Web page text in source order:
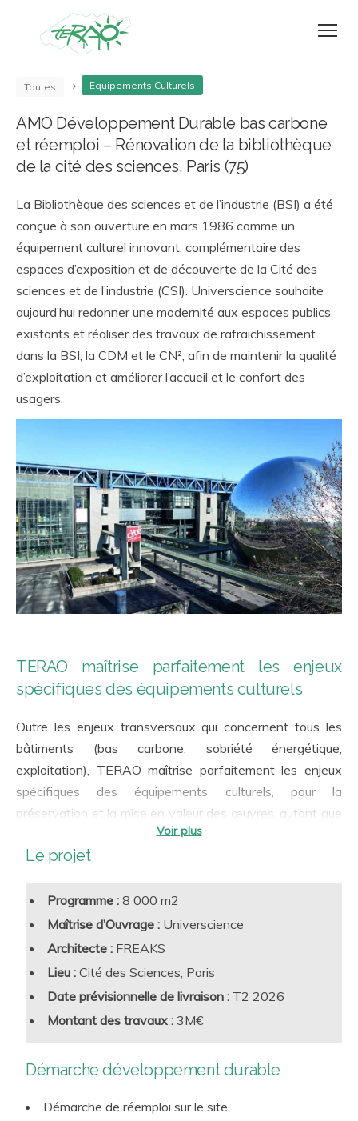
Toutes Equipements Culturels
AMO Développement Durable bas carbone
et réemploi – Rénovation de la bibliothèque
de la cité des sciences, Paris (75)
La Bibliothèque des sciences et de l’industrie (BSI) a été
conçue à son ouverture en mars 1986 comme un
équipement culturel innovant, complémentaire des
espaces d’exposition et de découverte de la Cité des
sciences et de l’industrie (CSI). Universcience souhaite
aujourd’hui redonner une modernité aux espaces publics
existants et réaliser des travaux de rafraichissement
dans la BSI, la CDM et le CN², afin de maintenir la qualité
d’exploitation et améliorer l’accueil et le confort des
usagers.
TERAO maîtrise parfaitement les enjeux
spécifiques des équipements culturels
Outre les enjeux transversaux qui concernent tous les
bâtiments (bas carbone, sobriété énergétique,
exploitation), TERAO maîtrise parfaitement les enjeux
spécifiques des équipements culturels, pour la
préservation et la mise en valeur des œuvres, autant que
pour la qualité de l’expérience des utilisateurs :
Qualité de l’air intérieur
hygrothermique
Adaptabilité et flexibilité vis-à-vis des différents
scénarios d’occupation
Accessibilité, biophilie, connectivité, attractivité et
Notre équipe accompagne de nombreux projets, tant
prestigieux et architecturalement hors normes tels que la
Arts Talents et Patrimoine, le Centre des Congrès de
petites et grandes. Nous intervenons aussi régulièrement
Le projet
Programme : 8 000 m2
Maîtrise d’Ouvrage : Universcience
Architecte : FREAKS
Lieu : Cité des Sciences, Paris
Date prévisionnelle de livraison : T2 2026
Montant des travaux : 3M€
Démarche développement durable
Démarche de réemploi sur le site